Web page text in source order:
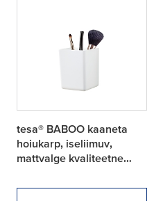
tesa® BABOO kaaneta
hoiukarp, iseliimuv,
mattvalge kvaliteetne